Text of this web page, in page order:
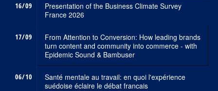
16/09
Presentation of the Business Climate Survey
France 2026
17/09
From Attention to Conversion: How leading brands
turn content and community into commerce - with
Epidemic Sound & Bambuser
06/10
Santé mentale au travail: en quoi l'expérience
suédoise éclaire le débat francais